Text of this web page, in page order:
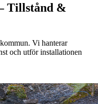
Tillstånd &
Vi hanterar
och utför installationen